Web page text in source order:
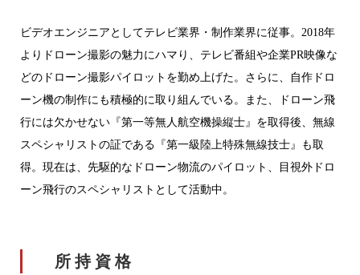
ビデオエンジニアとしてテレビ業界・制作業界に従事。2018年
よりドローン撮影の魅力にハマり、テレビ番組や企業PR映像な
どのドローン撮影パイロットを勤め上げた。さらに、自作ドロ
ーン機の制作にも積極的に取り組んでいる。また、ドローン飛
行には欠かせない『第一等無人航空機操縦士』を取得後、無線
スペシャリストの証である『第一級陸上特殊無線技士』も取
得。現在は、先駆的なドローン物流のパイロット、目視外ドロ
ーン飛行のスペシャリストとして活動中。
所 持 資 格